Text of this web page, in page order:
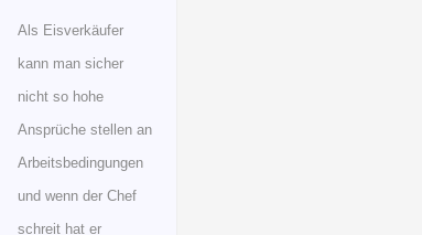
Als Eisverkäufer
kann man sicher
nicht so hohe
Ansprüche stellen an
Arbeitsbedingungen
und wenn der Chef
schreit hat er